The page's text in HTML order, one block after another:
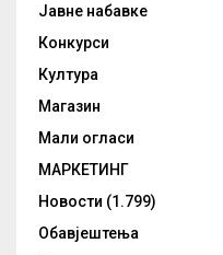
Јавне набавке
Конкурси
Култура
Магазин
Мали огласи
МАРКЕТИНГ
Новости (1.799)
Обавјештења